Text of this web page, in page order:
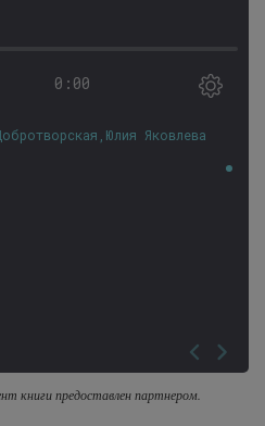
0:00
Яковлева
книги предоставлен партнером.